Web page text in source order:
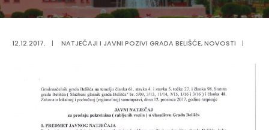
12.12.2017. | NATJEČAJI I JAVNI POZIVI GRADA BELIŠĆE,NOVOSTI |